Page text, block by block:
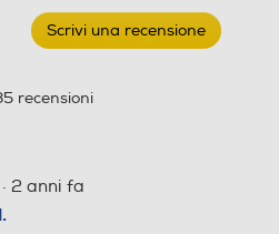
Scrivi una recensione
Questa
recensioni
· 2 anni fa